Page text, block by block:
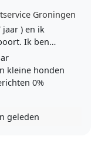
Groningen
jaar ) en ik
Ik ben
grote
gaat leren
kleine honden
0%
geleden